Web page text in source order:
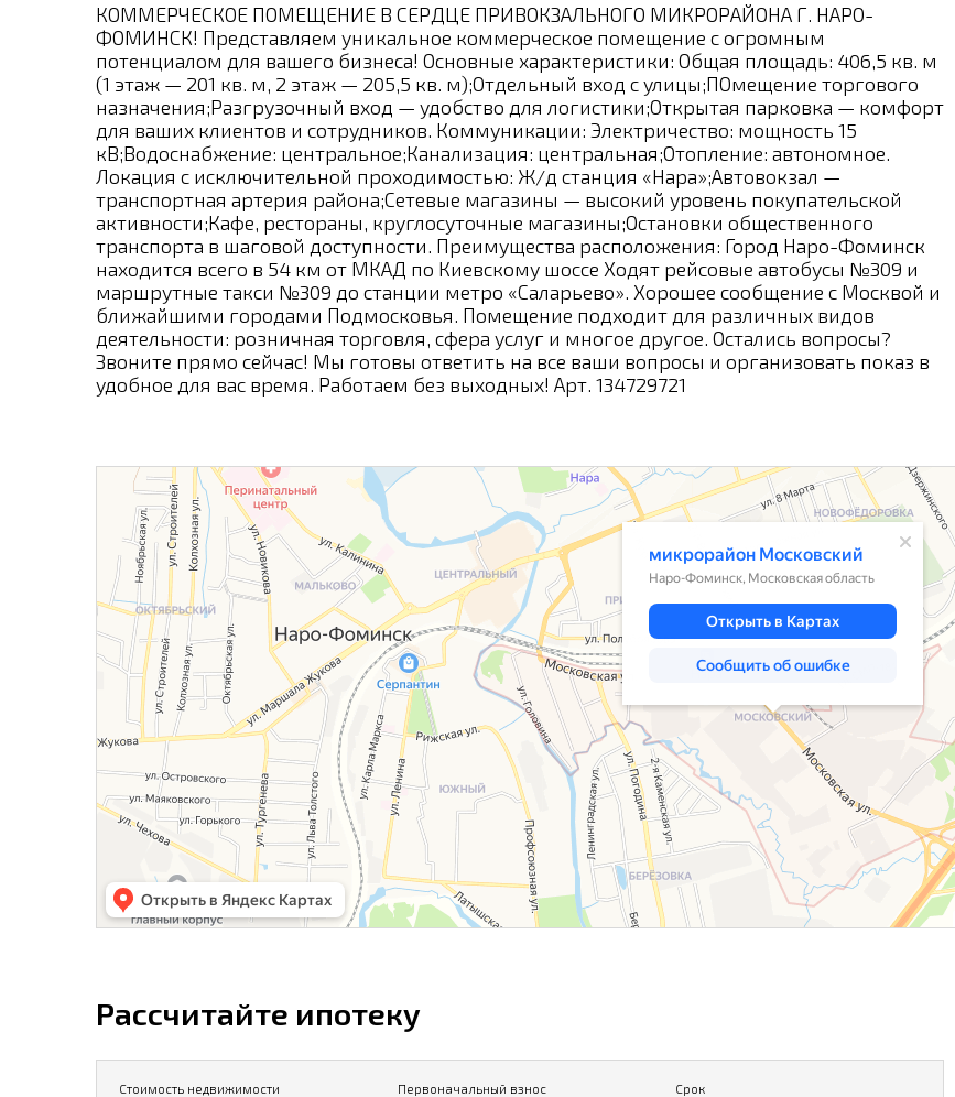
КОММЕРЧЕСКОЕ ПОМЕЩЕНИЕ В СЕРДЦЕ ПРИВОКЗАЛЬНОГО МИКРОРАЙОНА Г. НАРО-
ФОМИНСК! Представляем уникальное коммерческое помещение с огромным
потенциалом для вашего бизнеса! Основные характеристики: Общая площадь: 406,5 кв. м
(1 этаж — 201 кв. м, 2 этаж — 205,5 кв. м);Отдельный вход с улицы;ПОмещение торгового
назначения;Разгрузочный вход — удобство для логистики;Открытая парковка — комфорт
для ваших клиентов и сотрудников. Коммуникации: Электричество: мощность 15
кВ;Водоснабжение: центральное;Канализация: центральная;Отопление: автономное.
Локация с исключительной проходимостью: Ж/д станция «Нара»;Автовокзал —
транспортная артерия района;Сетевые магазины — высокий уровень покупательской
активности;Кафе, рестораны, круглосуточные магазины;Остановки общественного
транспорта в шаговой доступности. Преимущества расположения: Город Наро-Фоминск
находится всего в 54 км от МКАД по Киевскому шоссе Ходят рейсовые автобусы №309 и
маршрутные такси №309 до станции метро «Саларьево». Хорошее сообщение с Москвой и
ближайшими городами Подмосковья. Помещение подходит для различных видов
деятельности: розничная торговля, сфера услуг и многое другое. Остались вопросы?
Звоните прямо сейчас! Мы готовы ответить на все ваши вопросы и организовать показ в
удобное для вас время. Работаем без выходных! Арт. 134729721
Рассчитайте ипотеку
Стоимость недвижимости Первоначальный взнос Срок